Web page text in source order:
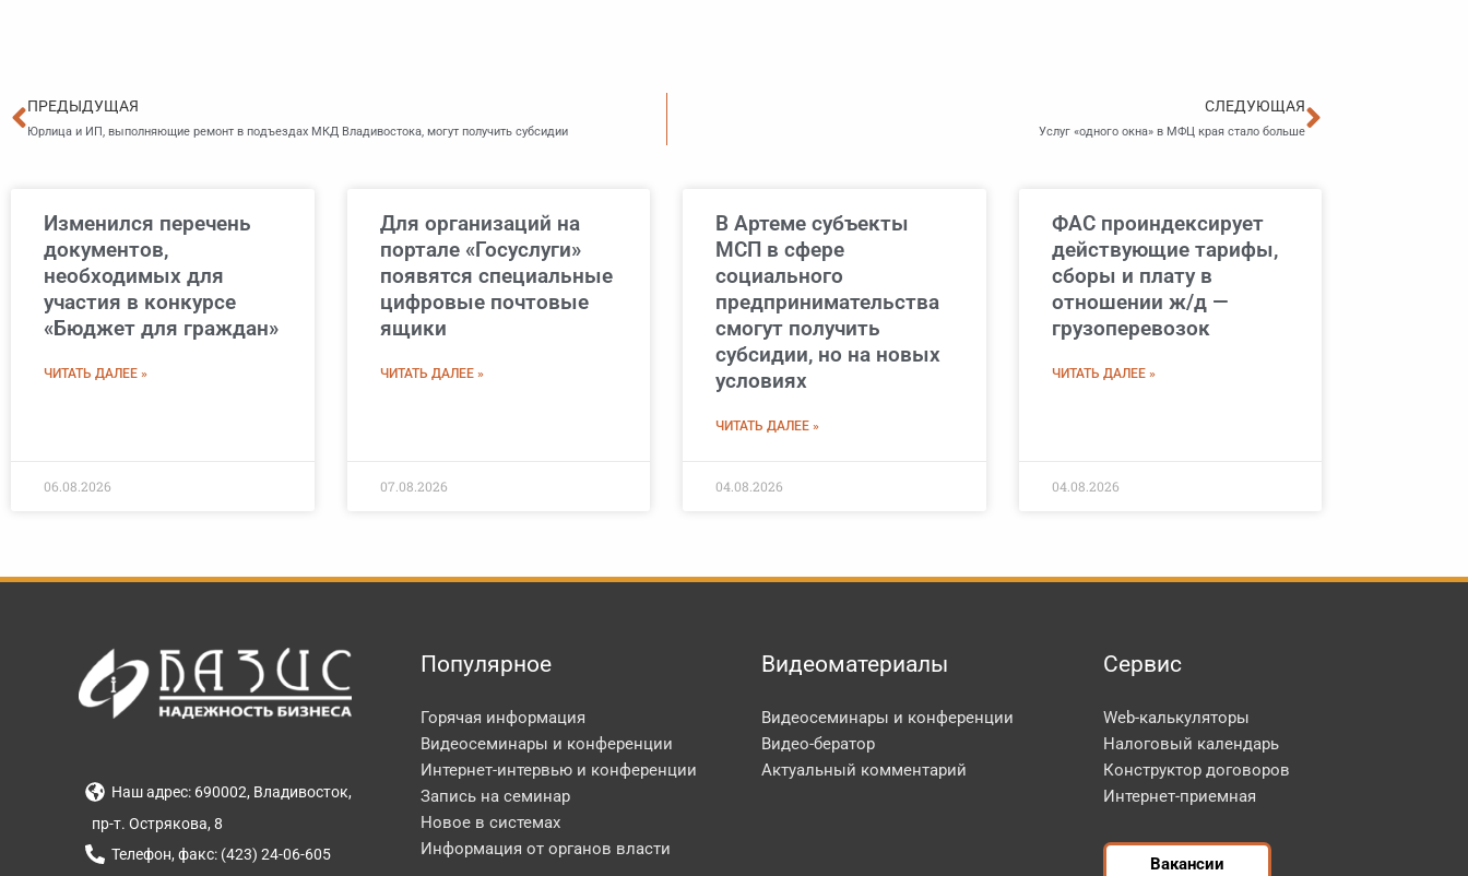
Пред
ПРЕДЫДУЩАЯ
Юрлица и ИП, выполняющие ремонт в подъездах МКД Владивостока, могут получить субсидии
СЛЕДУЮЩАЯ
Услуг «одного окна» в МФЦ края стало больше
Изменился перечень
документов,
необходимых для
участия в конкурсе
«Бюджет для граждан»
ЧИТАТЬ ДАЛЕЕ »
06.08.2026
Для организаций на
портале «Госуслуги»
появятся специальные
цифровые почтовые
ящики
ЧИТАТЬ ДАЛЕЕ »
07.08.2026
В Артеме субъекты
МСП в сфере
социального
предпринимательства
смогут получить
субсидии, но на новых
условиях
ЧИТАТЬ ДАЛЕЕ »
04.08.2026
ФАС проиндексирует
действующие тарифы,
сборы и плату в
отношении ж/д —
грузоперевозок
ЧИТАТЬ ДАЛЕЕ »
04.08.2026
Наш адрес: 690002, Владивосток,
пр-т. Острякова, 8
Телефон, факс: (423) 24-06-605
Популярное
Горячая информация
Видеосеминары и конференции
Интернет-интервью и конференции
Запись на семинар
Новое в системах
Информация от органов власти
Видеоматериалы
Видеосеминары и конференции
Видео-бератор
Актуальный комментарий
Сервис
Web-калькуляторы
Налоговый календарь
Конструктор договоров
Интернет-приемная
Вакансии